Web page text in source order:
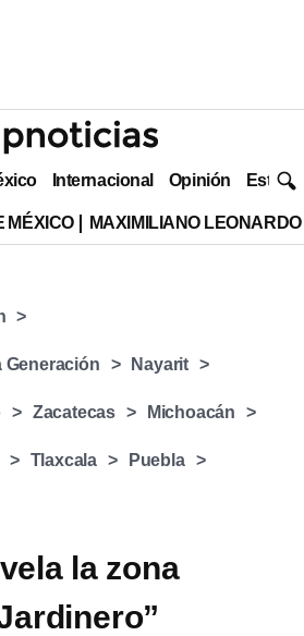
Internacional Opinión Estilo
MÉXICO MAXIMILIANO
Generación Nayarit
Zacatecas Michoacán
Tlaxcala Puebla
la zona